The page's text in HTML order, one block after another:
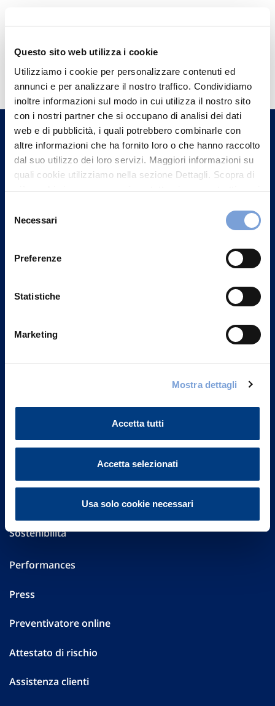
Questo sito web utilizza i cookie
Utilizziamo i cookie per personalizzare contenuti ed
annunci e per analizzare il nostro traffico. Condividiamo
inoltre informazioni sul modo in cui utilizza il nostro sito
con i nostri partner che si occupano di analisi dei dati
web e di pubblicità, i quali potrebbero combinarle con
altre informazioni che ha fornito loro o che hanno raccolto
dal suo utilizzo dei loro servizi. Maggiori informazioni su
quali cookie utilizziamo nella sezione Dettagli. Scopra di
più su chi siamo, come può contattarci e come trattiamo i
può trovare nel footer del sito nella sezione "Informativa
delNecessari
Preferenze
Statistiche
Marketing
Mostra dettagli
Accetta tutti
Accetta selezionati
Usa solo cookie necessari
Hai bisogno di
informazioni?
Trova l'Agenzia più vicina a te e parla con
un nostro Agente.
Contattaci
Vittoria Assicurazioni S.p.A.
Governance
Altre informazioni
Sostenibilità
Performances
Press
Preventivatore online
Attestato di rischio
Assistenza clienti